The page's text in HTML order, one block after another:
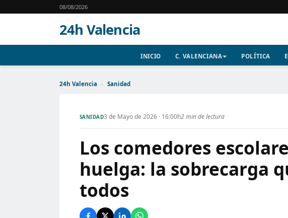
08/08/2026
24h Valencia
INICIO C. VALENCIANA POLÍTICA
24h Valencia › Sanidad
SANIDAD3 de Mayo de 2026 · 16:00h2 min de lectura
Los comedores
huelga: la sobrecarga
todos